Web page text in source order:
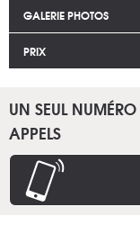
GALERIE PHOTOS
PRIX
UN SEUL
APPELS